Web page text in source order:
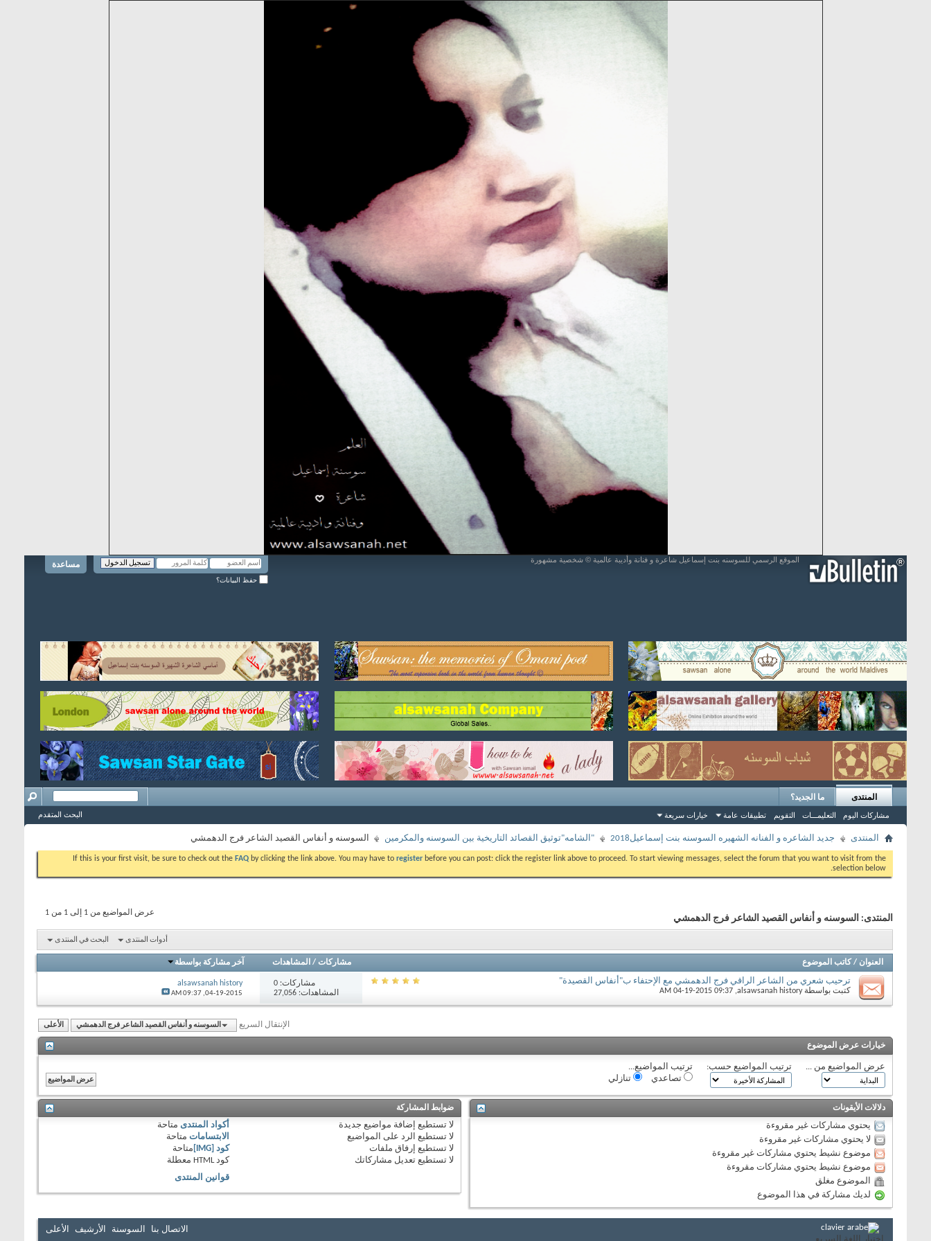
مساعدة
حفظ البيانات؟
الموقع الرسمي للسوسنه بنت إسماعيل شاعرة و فنانة وأديبة عالمية © شخصية مشهورة
المنتدى
مشاركات اليوم التعليمـــات التقويم تطبيقات عامة خيارات سريعة
ما الجديد؟
البحث المتقدم
المنتدى جديد الشاعره و الفنانه الشهيره السوسنه بنت إسماعيل2018 "الشامه"توثيق القصائد التاريخية بين السوسنه والمكرمين السوسنه و أنفاس القصيد الشاعر فرج الدهمشي
If this is your first visit, be sure to check out the FAQ by clicking the link above. You may have to register before you can post: click the register link above to proceed. To start viewing messages, select the forum that you want to visit from the
selection below.
عرض المواضيع من 1 إلى 1 من 1
المنتدى: السوسنه و أنفاس القصيد الشاعر فرج الدهمشي
أدوات المنتدى البحث في المنتدى
العنوان / كاتب الموضوع مشاركات / المشاهدات آخر مشاركة بواسطة
ترحيب شعري من الشاعر الراقي فرج الدهمشي مع الإحتفاء ب"أنفاس القصيدة"
كتبت بواسطةalsawsanah history
‏, 04-19-2015 09:37 AM
مشاركات:0
المشاهدات: 27,056
alsawsanah history
04-19-2015,
09:37 AM
الإنتقال السريع السوسنه و أنفاس القصيد الشاعر فرج الدهمشي الأعلى
خيارات عرض الموضوع
عرض المواضيع من ... ترتيب المواضيع حسب:
ترتيب المواضيع...
تصاعدي
تنازلي
دلالات الأيقونات
يحتوي مشاركات غير مقروءة
لا يحتوي مشاركات غير مقروءة
موضوع نشيط يحتوي مشاركات غير مقروءة
موضوع نشيط يحتوي مشاركات مقروءة
الموضوع مغلق
لديك مشاركة في هذا الموضوع
ضوابط المشاركة
لا تستطيع إضافة مواضيع جديدة
لا تستطيع الرد على المواضيع
لا تستطيع إرفاق ملفات
لا تستطيع تعديل مشاركاتك
أكواد المنتدى متاحة
الابتسامات متاحة
كود [IMG]
متاحة
كود HTML
معطلة
قوانين المنتدى
الاتصال بنا السوسنة الأرشيف الأعلى